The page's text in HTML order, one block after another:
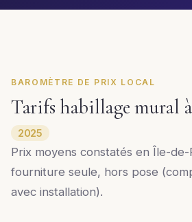
BAROMÈTRE DE PRIX LOCAL
Tarifs habillage mural
2025
Prix moyens constatés en Île-
fourniture seule, hors pose
avec installation).